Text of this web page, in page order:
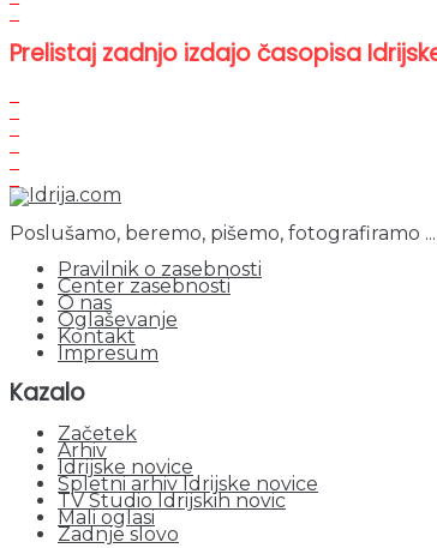
Prelistaj zadnjo izdajo časopisa
Poslušamo, beremo, pišemo, fotografiramo ...
Pravilnik o zasebnosti
Center zasebnosti
O nas
Oglaševanje
Kontakt
Impresum
Kazalo
Začetek
Arhiv
Idrijske novice
Spletni arhiv Idrijske novice
TV Studio Idrijskih novic
Mali oglasi
Zadnje slovo